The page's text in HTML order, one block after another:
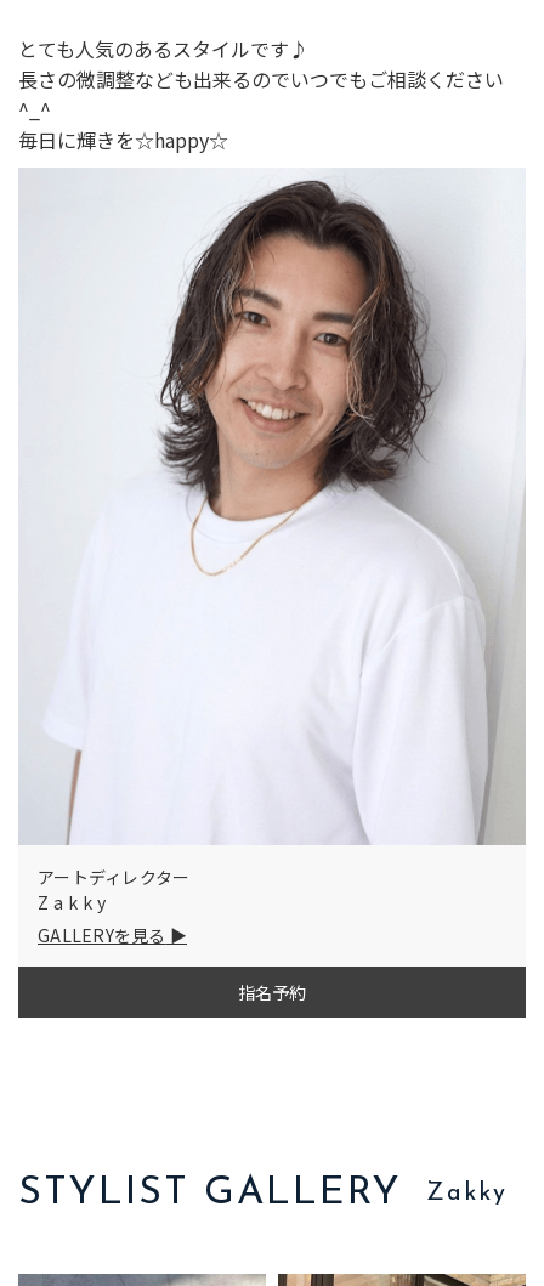
とても人気のあるスタイルです♪
長さの微調整なども出来るのでいつでもご相談ください
^_^
毎日に輝きを☆happy☆
アートディレクター
Zakky
GALLERYを見る
指名予約
STYLIST GALLERY Zakky